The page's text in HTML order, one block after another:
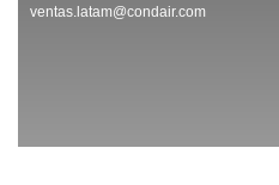
ventas.latam@condair.com